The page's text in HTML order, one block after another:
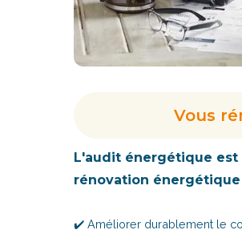
Vous
L'audit énergétique
rénovation énergétique
✔️ Améliorer durablement le